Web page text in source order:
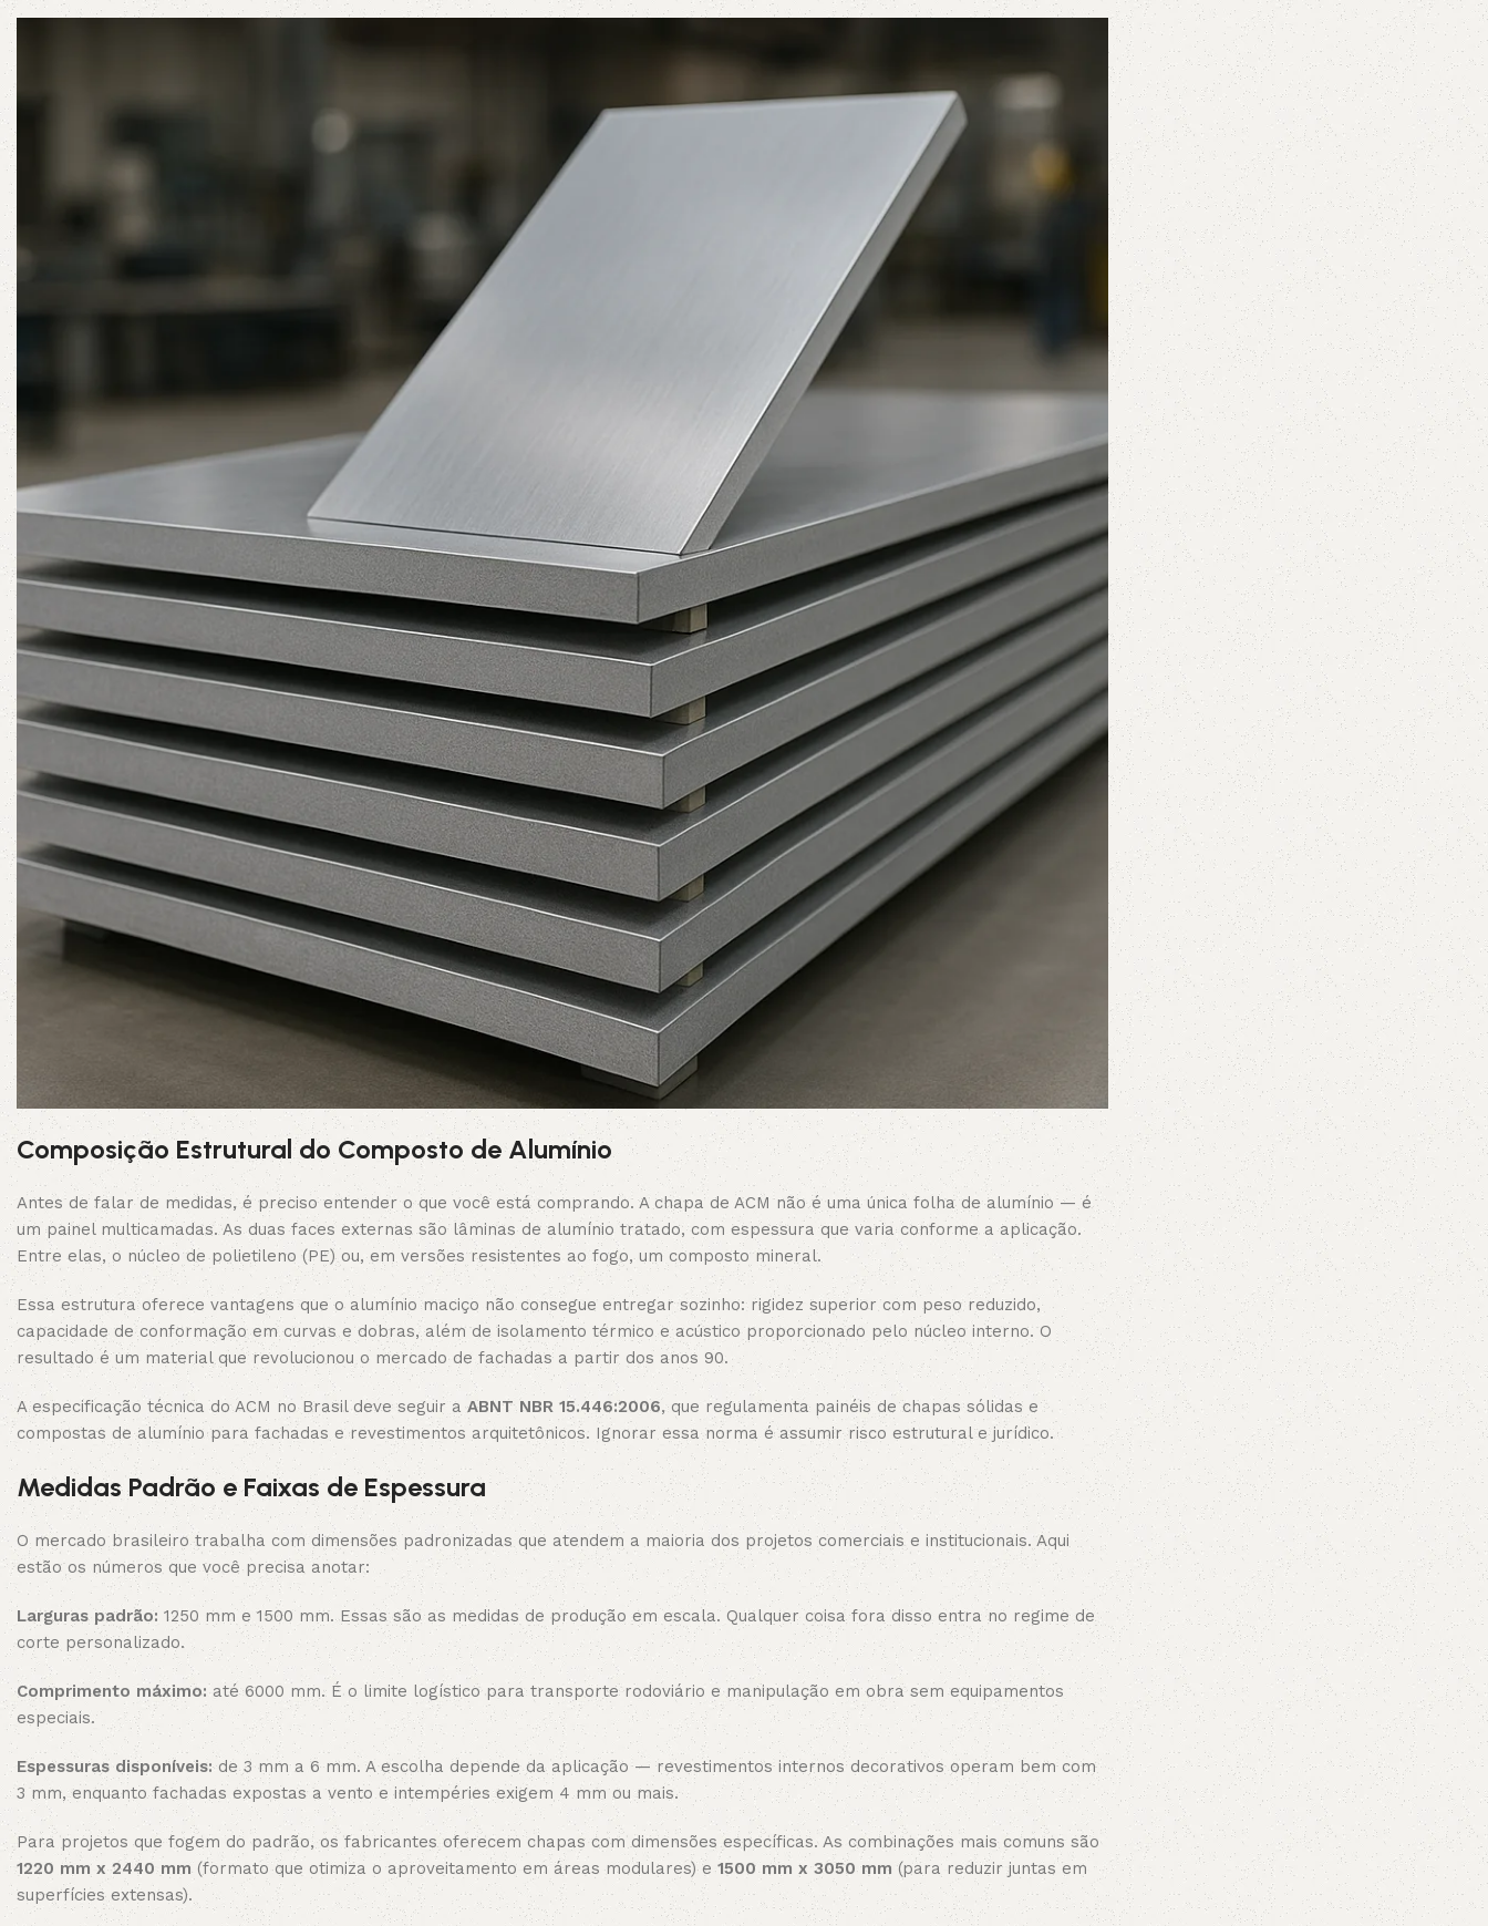
Composição Estrutural do Composto de Alumínio
Antes de falar de medidas, é preciso entender o que você está comprando. A chapa de ACM não é uma única folha de alumínio — é
um painel multicamadas. As duas faces externas são lâminas de alumínio tratado, com espessura que varia conforme a aplicação.
Entre elas, o núcleo de polietileno (PE) ou, em versões resistentes ao fogo, um composto mineral.
Essa estrutura oferece vantagens que o alumínio maciço não consegue entregar sozinho: rigidez superior com peso reduzido,
capacidade de conformação em curvas e dobras, além de isolamento térmico e acústico proporcionado pelo núcleo interno. O
resultado é um material que revolucionou o mercado de fachadas a partir dos anos 90.
A especificação técnica do ACM no Brasil deve seguir aABNT NBR 15.446:2006, que regulamenta painéis de chapas sólidas e
compostas de alumínio para fachadas e revestimentos arquitetônicos. Ignorar essa norma é assumir risco estrutural e jurídico.
Medidas Padrão e Faixas de Espessura
O mercado brasileiro trabalha com dimensões padronizadas que atendem a maioria dos projetos comerciais e institucionais. Aqui
estão os números que você precisa anotar:
Larguras padrão: 1250 mm e 1500 mm. Essas são as medidas de produção em escala. Qualquer coisa fora disso entra no regime de
corte personalizado.
Comprimento máximo:até 6000 mm. É o limite logístico para transporte rodoviário e manipulação em obra sem equipamentos
especiais.
Espessuras disponíveis:de 3 mm a 6 mm. A escolha depende da aplicação — revestimentos internos decorativos operam bem com
3 mm, enquanto fachadas expostas a vento e intempéries exigem 4 mm ou mais.
Para projetos que fogem do padrão, os fabricantes oferecem chapas com dimensões específicas. As combinações mais comuns são
1220 mm x 2440 mm(formato que otimiza o aproveitamento em áreas modulares) e1500 mm x 3050 mm (para reduzir juntas em
superfícies extensas).